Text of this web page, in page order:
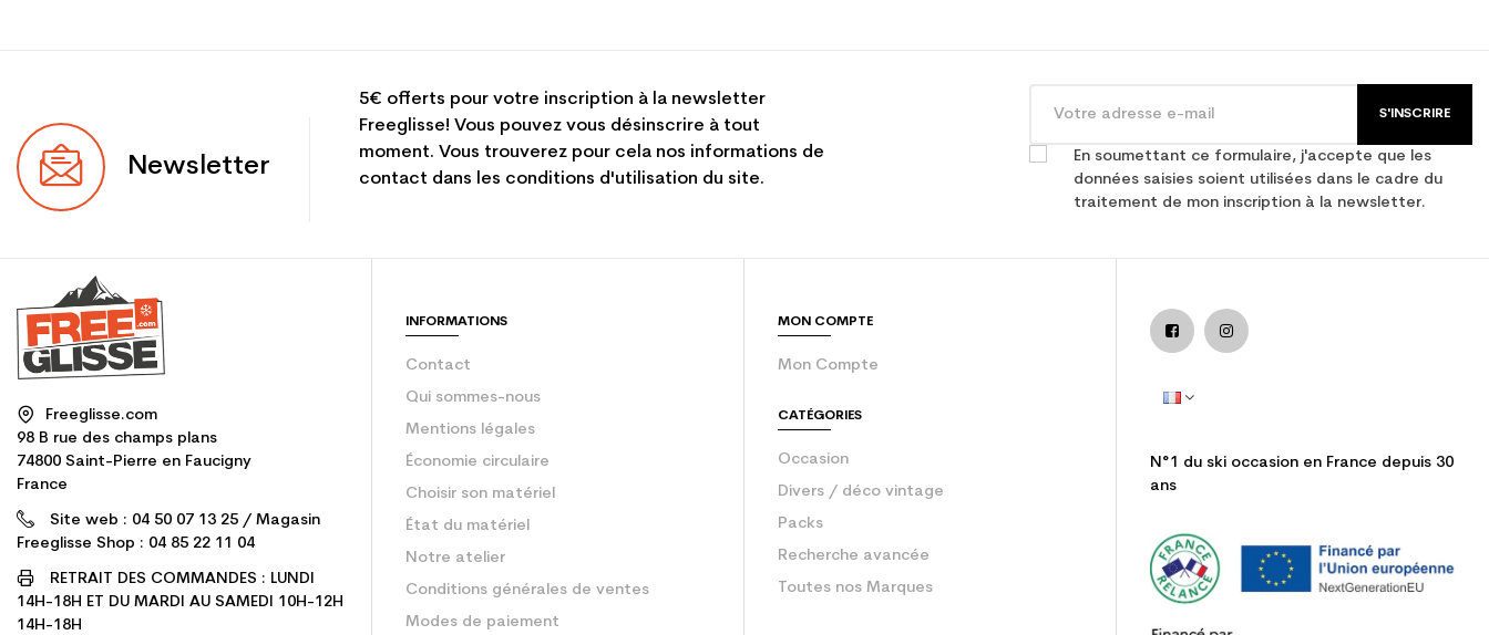
Newsletter
5€ offerts pour votre inscription à la newsletter
Freeglisse! Vous pouvez vous désinscrire à tout
moment. Vous trouverez pour cela nos informations de
contact dans les conditions d'utilisation du site.
S'INSCRIRE
En soumettant ce formulaire, j'accepte que les
données saisies soient utilisées dans le cadre du
traitement de mon inscription à la newsletter.
Freeglisse.com
98 B rue des champs plans
74800 Saint-Pierre en Faucigny
France
Site web : 04 50 07 13 25 / Magasin
Freeglisse Shop : 04 85 22 11 04
RETRAIT DES COMMANDES : LUNDI
14H-18H ET DU MARDI AU SAMEDI 10H-12H
14H-18H
INFORMATIONS
Contact
Qui sommes-nous
Mentions légales
Économie circulaire
Choisir son matériel
État du matériel
Notre atelier
Conditions générales de ventes
Modes de paiement
MON COMPTE
Mon Compte
CATÉGORIES
Occasion
Divers / déco vintage
Packs
Recherche avancée
Toutes nos Marques
N°1 du ski occasion en France depuis 30
ans